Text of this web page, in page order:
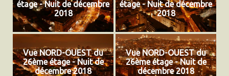
étage - Nuit de décembre
2018
étage - Nuit de décembre
2018
Vue NORD-OUEST du
26ème étage - Nuit de
décembre 2018
Vue NORD-OUEST du
26ème étage - Nuit de
décembre 2018